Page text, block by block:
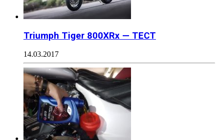
Triumph Tiger 800XRx — ТЕСТ
14.03.2017